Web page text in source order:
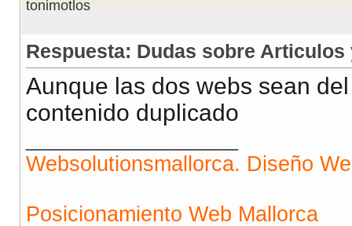
tonimotlos
Respuesta: Dudas sobre Articulos
Aunque las dos webs sean
contenido duplicado
Websolutionsmallorca. Diseño
Posicionamiento Web Mallorca